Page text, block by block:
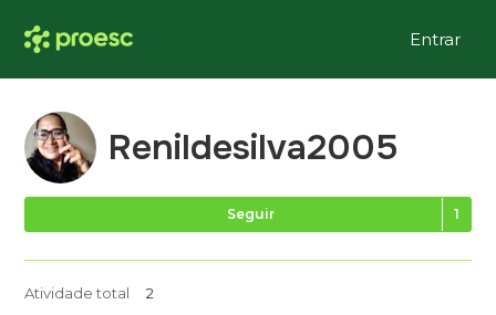
Entrar
Renildesilva2005
Seguir
Atividade total
2